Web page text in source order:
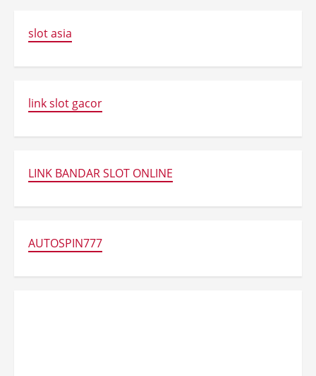
slot asia
link slot gacor
LINK BANDAR SLOT ONLINE
AUTOSPIN777